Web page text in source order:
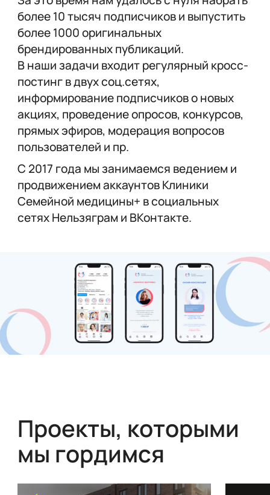
более 10 тысяч подписчиков и выпустить
более 1000 оригинальных
брендированных публикаций.
В наши задачи входит регулярный кросс-
постинг в двух соц.сетях,
информирование подписчиков о новых
акциях, проведение опросов, конкурсов,
прямых эфиров, модерация вопросов
пользователей и пр.
С 2017 года мы занимаемся ведением и
продвижением аккаунтов Клиники
Семейной медицины+ в социальных
сетях Нельзяграм и ВКонтакте.
Проекты, которыми
мы гордимся